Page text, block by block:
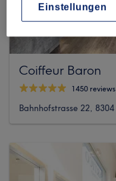
Coiffeur Baron
1450 reviews
Bahnhofstrasse 22,
Einstellungen